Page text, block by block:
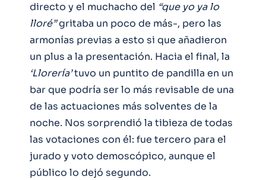
directo y el muchacho del “que yo ya lo
lloré”gritaba un poco de más-, pero las
armonías previas a esto si que añadieron
un plus a la presentación. Hacia el final, la
‘Llorería’tuvo un puntito de pandilla en un
bar que podría ser lo más revisable de una
de las actuaciones más solventes de la
noche. Nos sorprendió la tibieza de todas
las votaciones con él: fue tercero para el
jurado y voto demoscópico, aunque el
público lo dejó segundo.